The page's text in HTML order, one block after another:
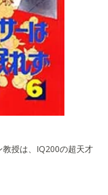
授は、IQ200の超天才